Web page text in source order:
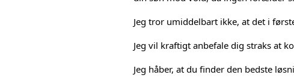
Jeg tror umiddelbart ikke, at det i
Jeg vil kraftigt anbefale dig straks at
Jeg håber, at du finder den bedste